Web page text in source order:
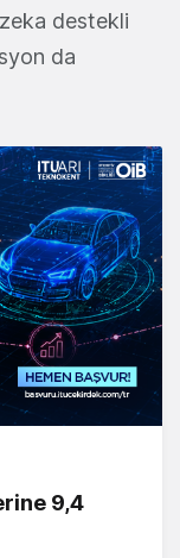
destekli
da
9,4